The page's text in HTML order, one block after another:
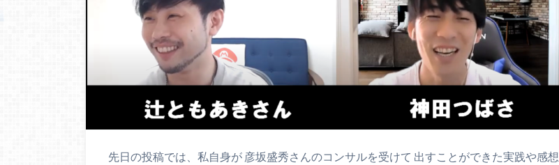
先日の投稿では、私自身が 彦坂盛秀さんのコンサルを受けて 出すことができた実践や感想